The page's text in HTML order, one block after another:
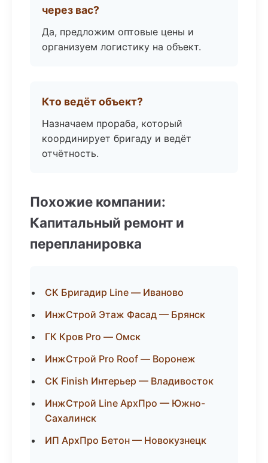
через вас?
Да, предложим оптовые цены и
организуем логистику на объект.
Кто ведёт объект?
Назначаем прораба, который
координирует бригаду и ведёт
отчётность.
Похожие компании:
Капитальный ремонт и
перепланировка
СК Бригадир Line — Иваново
ИнжСтрой Этаж Фасад — Брянск
ГК Кров Pro — Омск
ИнжСтрой Pro Roof — Воронеж
СК Finish Интерьер — Владивосток
ИнжСтрой Line АрхПро — Южно-
Сахалинск
ИП АрхПро Бетон — Новокузнецк